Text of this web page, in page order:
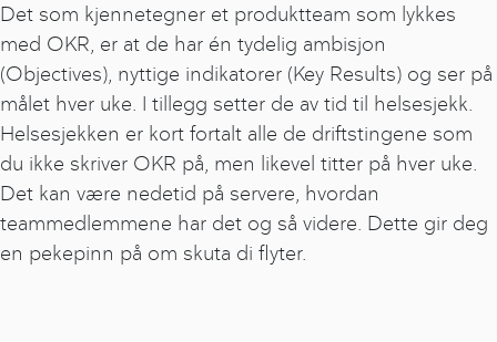
Det som kjennetegner et produktteam som lykkes
med OKR, er at de har én tydelig ambisjon
(Objectives), nyttige indikatorer (Key Results) og ser på
målet hver uke. I tillegg setter de av tid til helsesjekk.
Helsesjekken er kort fortalt alle de driftstingene som
du ikke skriver OKR på, men likevel titter på hver uke.
Det kan være nedetid på servere, hvordan
teammedlemmene har det og så videre. Dette gir deg
en pekepinn på om skuta di flyter.